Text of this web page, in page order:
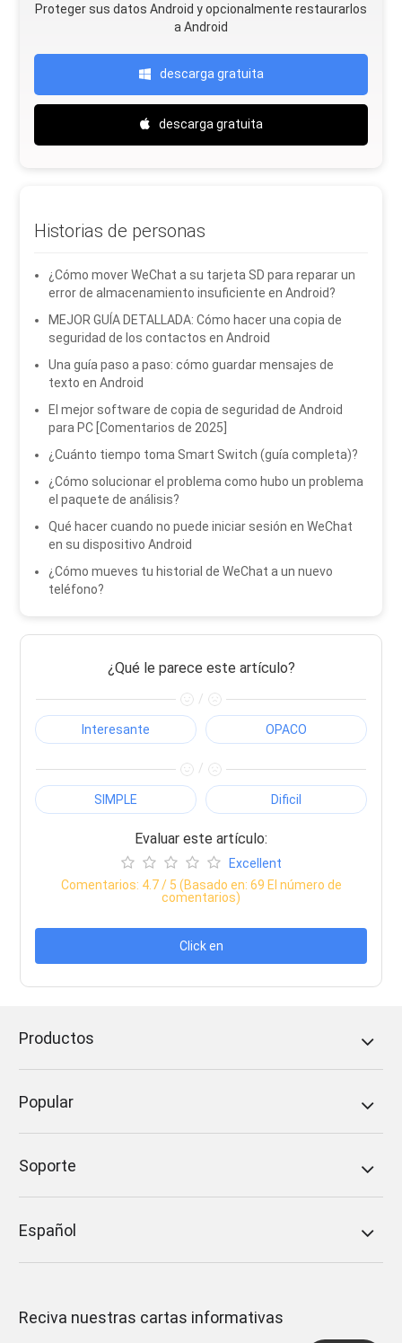
Proteger sus datos Android y opcionalmente restaurarlos
a Android
descarga gratuita
descarga gratuita
Historias de personas
¿Cómo mover WeChat a su tarjeta SD para reparar un
error de almacenamiento insuficiente en Android?
MEJOR GUÍA DETALLADA: Cómo hacer una copia de
seguridad de los contactos en Android
Una guía paso a paso: cómo guardar mensajes de
texto en Android
El mejor software de copia de seguridad de Android
para PC [Comentarios de 2025]
¿Cuánto tiempo toma Smart Switch (guía completa)?
¿Cómo solucionar el problema como hubo un problema
el paquete de análisis?
Qué hacer cuando no puede iniciar sesión en WeChat
en su dispositivo Android
¿Cómo mueves tu historial de WeChat a un nuevo
teléfono?
¿Qué le parece este artículo?
/
Interesante OPACO
/
SIMPLE Dificil
Evaluar este artículo:
Excellent
Comentarios: 4.7/ 5 (Basado en: 69 El número de
comentarios)
Click en
Productos
Popular
Soporte
Español
Reciva nuestras cartas informativas